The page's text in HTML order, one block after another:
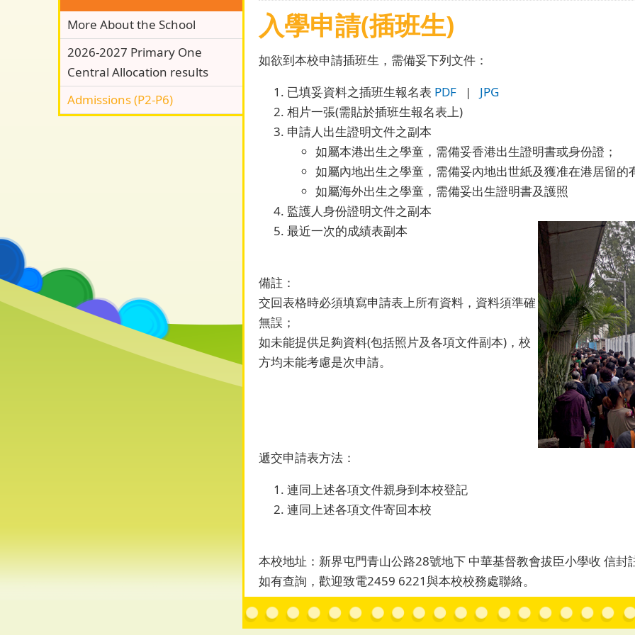
入學申請(插班生)
如欲到本校申請插班生，需備妥下列文件：
已填妥資料之插班生報名表 PDF| JPG
相片一張(需貼於插班生報名表上)
申請人出生證明文件之副本
如屬本港出生之學童，需備妥香港出生證明書或身份證；
如屬內地出生之學童，需備妥內地出世紙及獲准在港居留
如屬海外出生之學童，需備妥出生證明書及護照
監護人身份證明文件之副本
最近一次的成績表副本
備註：
交回表格時必須填寫申請表上所有資料，資料須準確
無誤；
如未能提供足夠資料(包括照片及各項文件副本)，校
方均未能考慮是次申請。
遞交申請表方法：
連同上述各項文件親身到本校登記
連同上述各項文件寄回本校
本校地址：新界屯門青山公路28號地下 中華基督教會拔臣小學收 信封
如有查詢，歡迎致電2459 6221與本校校務處聯絡。
More About the School
2026-2027 Primary One
Central Allocation results
Admissions (P2-P6)